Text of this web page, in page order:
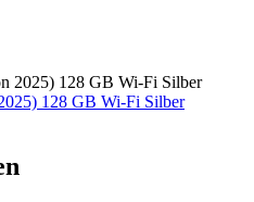
128 GB Wi-Fi Silber